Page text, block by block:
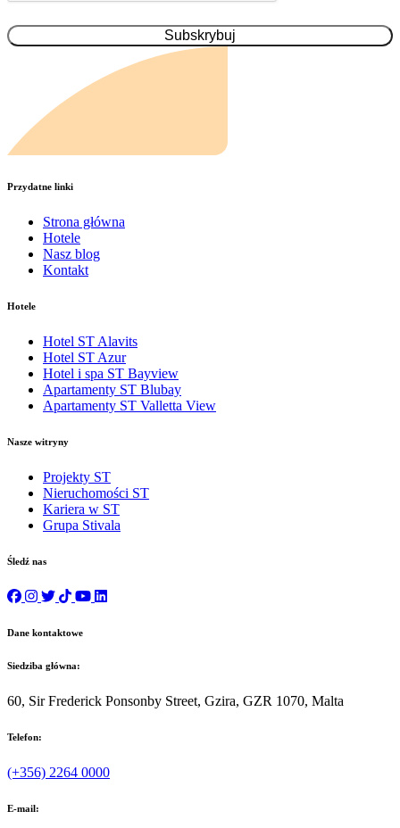
Przydatne linki
Strona główna
Hotele
Nasz blog
Kontakt
Hotele
Hotel ST Alavits
Hotel ST Azur
Hotel i spa ST Bayview
Apartamenty ST Blubay
Apartamenty ST Valletta View
Nasze witryny
Projekty ST
Nieruchomości ST
Kariera w ST
Grupa Stivala
Śledź nas
Dane kontaktowe
Siedziba główna:
60, Sir Frederick Ponsonby Street, Gzira, GZR 1070, Malta
Telefon:
(+356) 2264 0000
E-mail: